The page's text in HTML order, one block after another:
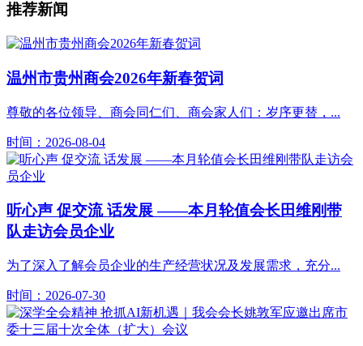
推荐新闻
温州市贵州商会2026年新春贺词
尊敬的各位领导、商会同仁们、商会家人们：岁序更替，...
时间：2026-08-04
听心声 促交流 话发展 ——本月轮值会长田维刚带
队走访会员企业
为了深入了解会员企业的生产经营状况及发展需求，充分...
时间：2026-07-30